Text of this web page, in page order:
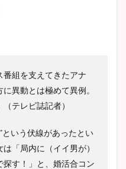
凄い！
池谷実悠アナのメガネ画像が
かわいい！カップや水着姿も
まとめた！
番組を支えてきたアナ
異動とは極めて異例。
テレビ誌記者）
という伏線があったとい
「局内に（イイ男が）
探す！」と、婚活合コン